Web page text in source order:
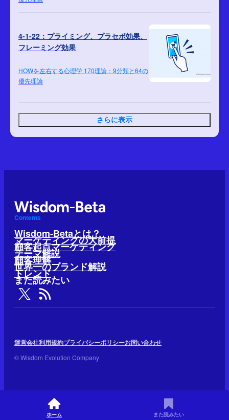
4-1-22：プライミング、プラセボ効果、
フレーミング効果
HOWを左右する心理学 170理論：9分類と64の
優先理論
さらに表示
Contents
Wisdom-Betaとは？
マーケティングの大前提
顧客起点マーケティング
テーマ解説
顧客理解
世界一のブランド解説
トレンド
また読みたい
運営会社利用規約プライバシーポリシーお問い合わせ
© Wisdom Evolution Company
ホーム また読みたい